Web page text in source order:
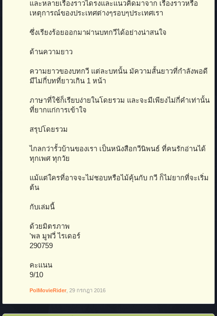
และหลายเรื่องราวไดรงและแนวคิดมาจาก เรื่องราวหรือ
เหตุการณ์ของประเทศต่างๆรอบๆประเทศเรา
ซึ่งเรียงร้อยออกมาผ่านบทกวีได้อย่างน่าสนใจ
ด้านความยาว
ความยาวของบทกวี แต่ละบทนั้น มัความสั้นยาวที่กำลังพอดี
มีไม่กี่บทที่ยาวเกิน 1 หน้า
ภาษาที่ใช้ก็เรียบง่ายในโดยรวม และจะมีเพียงไม่กี่คำเท่านั้น
ที่ยากแก่การเข้าใจ
สรุปโดยรวม
ไกลกว่ารั้วบ้านของเรา เป็นหนังสือกวีนิพนธ์ ที่คนรักอ่านได้
ทุกเพศ ทุกวัย
แม้แต่ใครที่อาจจะไม่ชอบหรือไม้คุ้นกับ กวี ก็ไม่ยากที่จะเริ่ม
ต้น
กับเล่มนี้
ด้วยมิตรภาพ
'พล มูฟวี่ ไรเดอร์
290759
คะแนน
9/10
PolMovieRider 29 กรกฎา 2016